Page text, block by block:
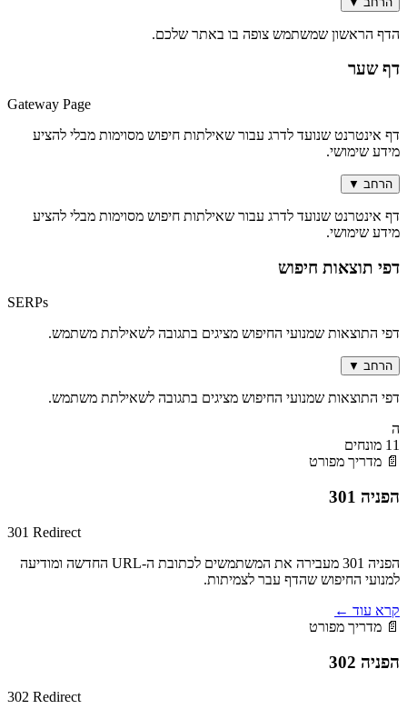
הדף הראשון שמשתמש צופה בו באתר שלכם.
דף שער
Gateway Page
דף אינטרנט שנועד לדרג עבור שאילתות חיפוש מסוימות מבלי להציע
מידע שימושי.
הרחב ▼
דף אינטרנט שנועד לדרג עבור שאילתות חיפוש מסוימות מבלי להציע
מידע שימושי.
דפי תוצאות חיפוש
SERPs
דפי התוצאות שמנועי החיפוש מציגים בתגובה לשאילתת משתמש.
הרחב ▼
דפי התוצאות שמנועי החיפוש מציגים בתגובה לשאילתת משתמש.
ה
11 מונחים
📄 מדריך מפורט
הפניה 301
301 Redirect
הפניה 301 מעבירה את המשתמשים לכתובת ה-URL החדשה ומודיעה
למנועי החיפוש שהדף עבר לצמיתות.
קרא עוד ←
📄 מדריך מפורט
הפניה 302
302 Redirect